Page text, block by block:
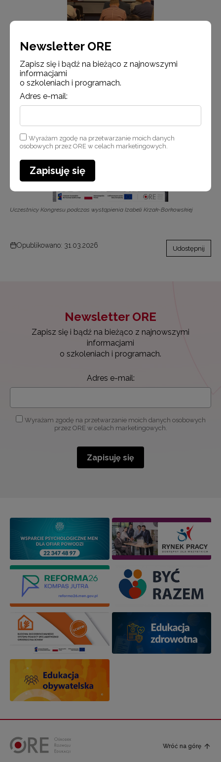
Uczestnicy Kongresu podczas wystąpienia online Barbary Muszyńskiej
Uczestnicy Kongresu podczas wystąpienia Izabeli Krzak-Borkowskiej
Opublikowano: 31.03.2026 Udostępnij
Newsletter ORE
Zapisz się i bądź na bieżąco z najnowszymi
informacjami
o szkoleniach i programach.
Adres e-mail:
Wyrażam zgodę na przetwarzanie moich danych osobowych
przez ORE w celach marketingowych.
Zapisuję się
Wróć na górę
Newsletter ORE
Zapisz się i bądź na bieżąco z najnowszymi
informacjami
o szkoleniach i programach.
Adres e-mail:
Wyrażam zgodę na przetwarzanie moich danych
osobowych przez ORE w celach marketingowych.
Zapisuję się